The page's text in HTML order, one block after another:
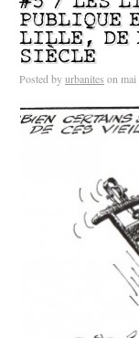
PUBLIQUE
LILLE, DE
SIÈCLE
Posted byurbanites on mai